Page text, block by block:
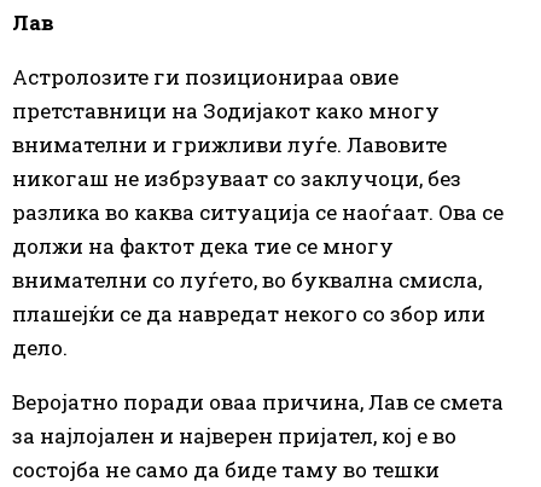
Лав
Астролозите ги позиционираа овие
претставници на Зодијакот како многу
внимателни и грижливи луѓе. Лавовите
никогаш не избрзуваат со заклучоци, без
разлика во каква ситуација се наоѓаат. Ова се
должи на фактот дека тие се многу
внимателни со луѓето, во буквална смисла,
плашејќи се да навредат некого со збор или
дело.
Веројатно поради оваа причина, Лав се смета
за најлојален и најверен пријател, кој е во
состојба не само да биде таму во тешки